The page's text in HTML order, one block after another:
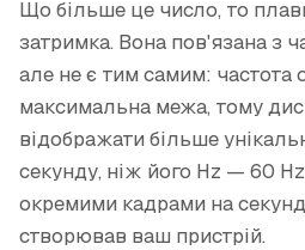
Що більше це число, то
затримка. Вона пов'язана з
але не є тим самим:
максимальна межа, тому
відображати більше
секунду, ніж його Hz — 60
окремими кадрами на
створював ваш пристрій.